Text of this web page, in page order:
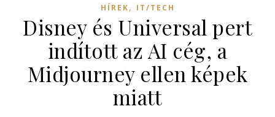
HÍREK, IT/TECH
Disney és Universal pert
indított az AI cég, a
Midjourney ellen képek
miatt